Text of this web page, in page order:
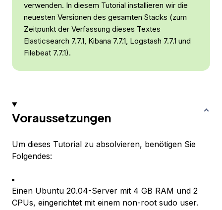
verwenden. In diesem Tutorial installieren wir die
neuesten Versionen des gesamten Stacks (zum
Zeitpunkt der Verfassung dieses Textes
Elasticsearch 7.7.1, Kibana 7.7.1, Logstash 7.7.1 und
Filebeat 7.7.1).
Voraussetzungen
Um dieses Tutorial zu absolvieren, benötigen Sie
Folgendes:
Einen Ubuntu 20.04-Server mit 4 GB RAM und 2
CPUs, eingerichtet mit einem non-root sudo user.